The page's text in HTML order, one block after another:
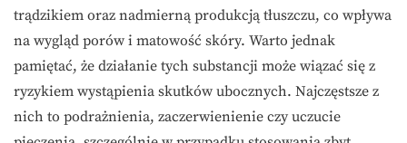
trądzikiem oraz nadmierną produkcją tłuszczu, co wpływa
na wygląd porów i matowość skóry. Warto jednak
pamiętać, że działanie tych substancji może wiązać się z
ryzykiem wystąpienia skutków ubocznych. Najczęstsze z
nich to podrażnienia, zaczerwienienie czy uczucie